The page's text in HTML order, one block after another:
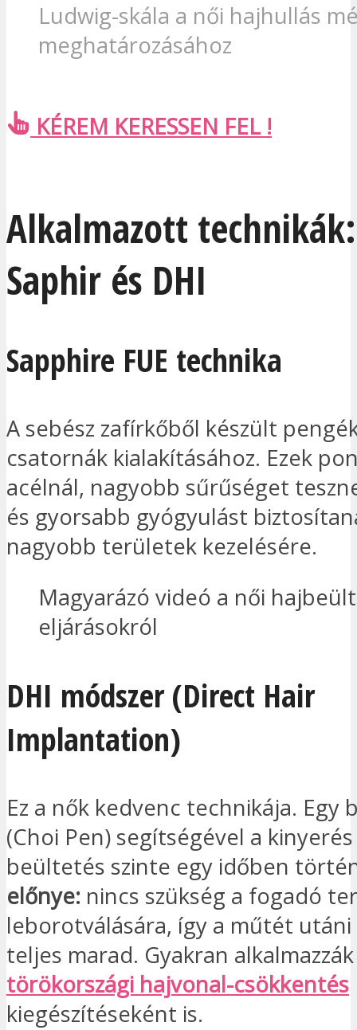
Ludwig-skála a női hajhullás
meghatározásához
KÉREM KERESSEN FEL !
Alkalmazott technikák:
Saphir és DHI
Sapphire FUE technika
A sebész zafírkőből készült
csatornák kialakításához. Ezek
acélnál, nagyobb sűrűséget
és gyorsabb gyógyulást
nagyobb területek kezelésére.
Magyarázó videó a női
eljárásokról
DHI módszer (Direct Hair
Implantation)
Ez a nők kedvenc technikája.
(Choi Pen) segítségével a
beültetés szinte egy időben
előnye: nincs szükség a fogadó
leborotválására, így a műtét utáni
teljes marad. Gyakran
törökországi hajvonal-csökkentés
kiegészítéseként is.